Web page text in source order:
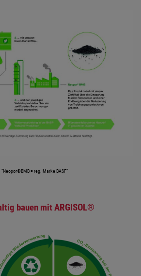
"Neopor®BMB = reg. Marke BASF"
bauen mit ARGISOL®